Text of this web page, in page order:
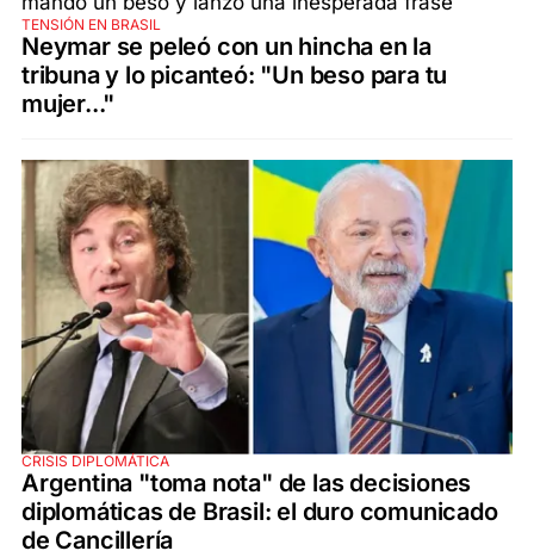
TENSIÓN EN BRASIL
Neymar se peleó con un hincha en la
tribuna y lo picanteó: "Un beso para tu
mujer..."
CRISIS DIPLOMÁTICA
Argentina "toma nota" de las decisiones
diplomáticas de Brasil: el duro comunicado
de Cancillería